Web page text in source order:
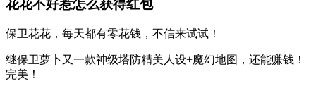
花花不好惹怎么获得红包
保卫花花，每天都有零花钱，不信来试试！
继保卫萝卜又一款神级塔防精美人设+魔幻地图，还能赚钱！
完美！